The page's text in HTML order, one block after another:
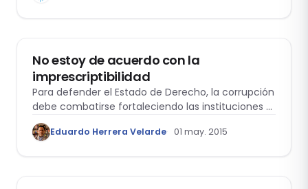
No estoy de acuerdo con la
imprescriptibilidad
Para defender el Estado de Derecho, la corrupción
debe combatirse fortaleciendo las instituciones y
garantizando el debido proceso, no eliminando la
prescripción de las acciones penales por pura
Eduardo Herrera Velarde 01 may. 2015